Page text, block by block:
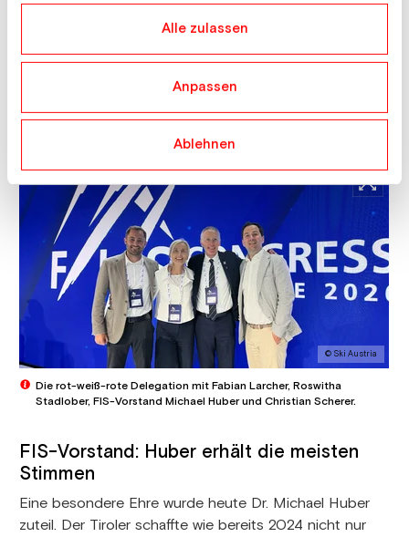
Alle zulassen
Anpassen
Ablehnen
Nach einem denkbar knappen Wahlergebnis wird künftig Alexander
Ospelt die Geschicke der FIS führen.
© Ski Austria
Die rot-weiß-rote Delegation mit Fabian Larcher, Roswitha
Stadlober, FIS-Vorstand Michael Huber und Christian Scherer.
FIS-Vorstand: Huber erhält die meisten
Stimmen
Eine besondere Ehre wurde heute Dr. Michael Huber
zuteil. Der Tiroler schaffte wie bereits 2024 nicht nur